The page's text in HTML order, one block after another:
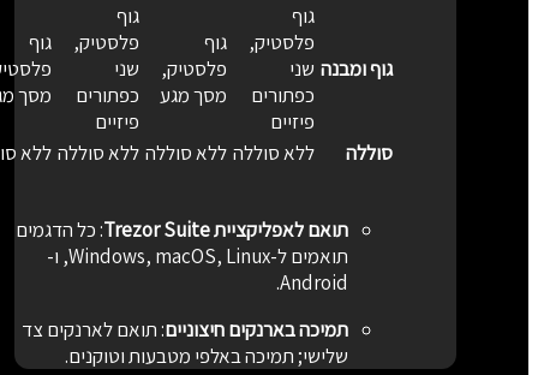
גוף ומבנה
גוף
פלסטיק,
שני
כפתורים
פיזיים
גוף
פלסטיק,
מסך מגע
גוף
פלסטיק,
שני
כפתורים
פיזיים
גוף
מסך
סוללה ללא סוללה ללא סוללה ללא סוללה ללא
תואם לאפליקציית Trezor Suite :כל הדגמים
תואמים ל-Windows, macOS, Linux, ו-
Android.
תמיכה בארנקים חיצוניים:תואם לארנקים צד
שלישי; תמיכה באלפי מטבעות וטוקנים.